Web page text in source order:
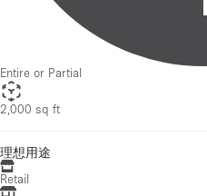
Entire or Partial
2,000 sq ft
理想用途
Retail